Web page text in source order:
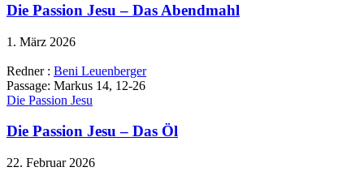
Die Passion Jesu – Das Abendmahl
1. März 2026
Redner : Beni Leuenberger
Passage: Markus 14, 12-26
Die Passion Jesu
Die Passion Jesu – Das Öl
22. Februar 2026